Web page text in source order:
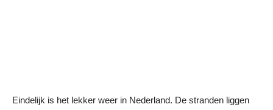
Eindelijk is het lekker weer in Nederland. De stranden liggen